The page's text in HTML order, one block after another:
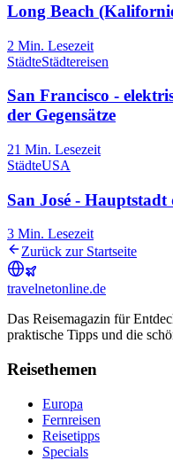
Long Beach
2 Min. Lesezeit
StädteStädtereisen
San Francisco -
der Gegensätze
21 Min. Lesezeit
StädteUSA
San José - Hauptstadt
3 Min. Lesezeit
Zurück zur Startseite
travelnetonline.de
Das Reisemagazin für
praktische Tipps und die
Reisethemen
Europa
Fernreisen
Reisetipps
Specials